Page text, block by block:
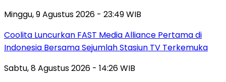
Minggu, 9 Agustus 2026 - 23:49 WIB
Coolita Luncurkan FAST Media Alliance Pertama di
Indonesia Bersama Sejumlah Stasiun TV Terkemuka
Sabtu, 8 Agustus 2026 - 14:26 WIB